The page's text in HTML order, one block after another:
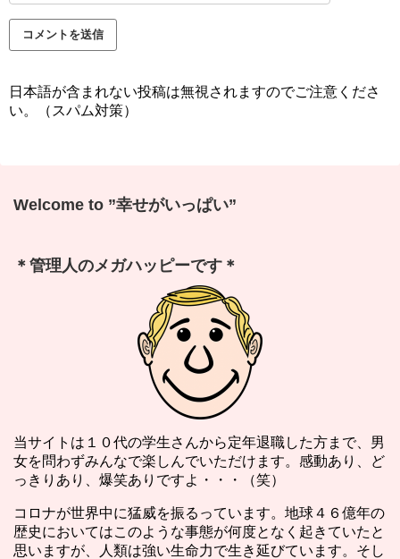
日本語が含まれない投稿は無視されますのでご注意くださ
い。（スパム対策）
Welcome to ”幸せがいっぱい”
＊管理人のメガハッピーです＊
当サイトは１０代の学生さんから定年退職した方まで、男
女を問わずみんなで楽しんでいただけます。感動あり、ど
っきりあり、爆笑ありですよ・・・（笑）
コロナが世界中に猛威を振るっています。地球４６億年の
歴史においてはこのような事態が何度となく起きていたと
思いますが、人類は強い生命力で生き延びています。そし